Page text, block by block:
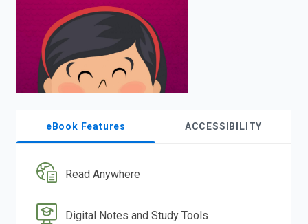
eBook Features ACCESSIBILITY
Read Anywhere
Digital Notes and Study Tools